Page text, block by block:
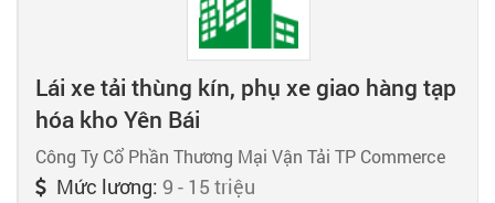
Lái xe tải thùng kín, phụ xe giao hàng tạp
hóa kho Yên Bái
Công Ty Cổ Phần Thương Mại Vận Tải TP Commerce
Mức lương: 9 - 15 triệu